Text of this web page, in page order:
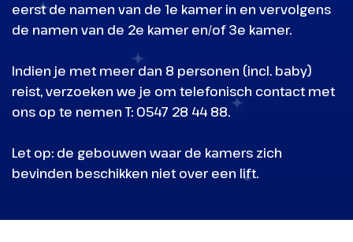
eerst de namen van de 1e kamer in en vervolgens
de namen van de 2e kamer en/of 3e kamer.
Indien je met meer dan 8 personen (incl. baby)
reist, verzoeken we je om telefonisch contact met
ons op te nemen T: 0547 28 44 88.
Let op: de gebouwen waar de kamers zich
bevinden beschikken niet over een lift.